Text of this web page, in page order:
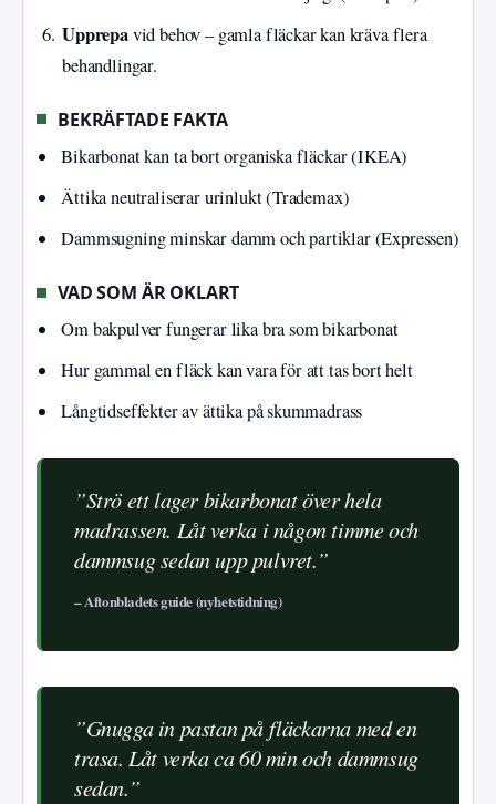
Upprepavid behov – gamla fläckar kan kräva flera
behandlingar.
BEKRÄFTADE FAKTA
Bikarbonat kan ta bort organiska fläckar (IKEA)
Ättika neutraliserar urinlukt (Trademax)
Dammsugning minskar damm och partiklar (Expressen)
VAD SOM ÄR OKLART
Om bakpulver fungerar lika bra som bikarbonat
Hur gammal en fläck kan vara för att tas bort helt
Långtidseffekter av ättika på skummadrass
”Strö ett lager bikarbonat över hela
madrassen. Låt verka i någon timme och
dammsug sedan upp pulvret.”
– Aftonbladets guide (nyhetstidning)
”Gnugga in pastan på fläckarna med en
trasa. Låt verka ca 60 min och dammsug
sedan.”